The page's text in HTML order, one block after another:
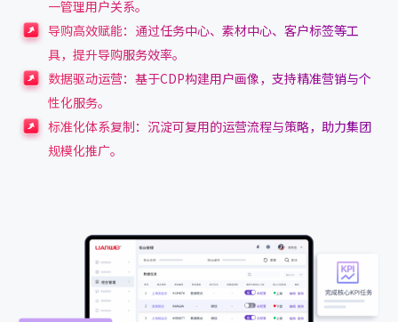
一管理用户关系。
导购高效赋能：通过任务中心、素材中心、客户标签等工
具，提升导购服务效率。
数据驱动运营：基于CDP构建用户画像，支持精准营销与个
性化服务。
标准化体系复制：沉淀可复用的运营流程与策略，助力集团
规模化推广。